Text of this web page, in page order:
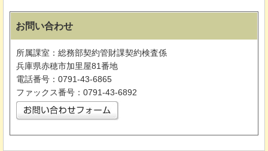
お問い合わせ
所属課室：総務部契約管財課契約検査係
兵庫県赤穂市加里屋81番地
電話番号：0791-43-6865
ファックス番号：0791-43-6892